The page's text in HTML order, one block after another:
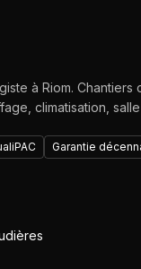
à Riom. Chantiers
climatisation,
Garantie